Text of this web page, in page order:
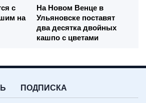
с
на
На Новом Венце в
Ульяновске поставят
два десятка двойных
кашпо с цветами
ПОДПИСКА